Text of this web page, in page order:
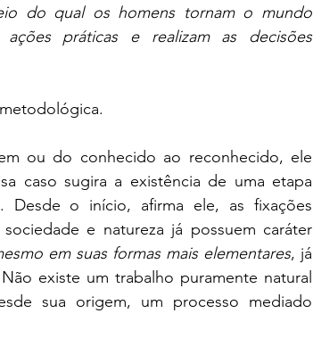
do qual os homens tornam o mundo
práticas e realizam as decisões
ou do conhecido ao reconhecido, ele
caso sugira a existência de uma etapa
Desde o início, afirma ele, as fixações
e natureza já possuem caráter
em suas formas mais elementares, já
existe um trabalho puramente natural
sua origem, um processo mediado